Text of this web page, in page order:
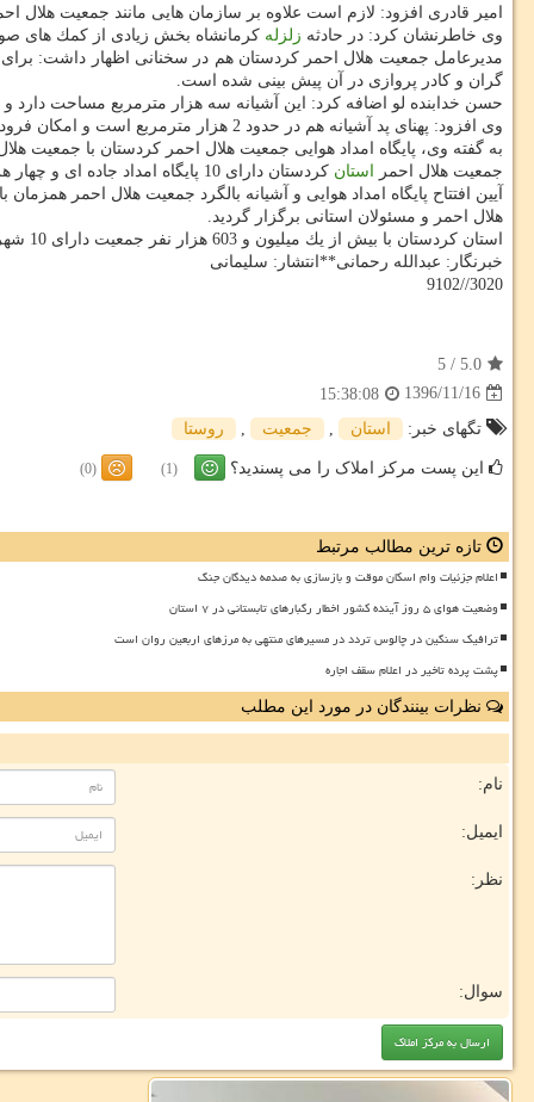
امیر قادری افزود: لازم است علاوه بر سازمان هایی مانند جمعیت
وی خاطرنشان كرد: در حادثه زلزله كرمانشاه بخش زیادی از كمك های
گران و كادر پروازی در آن پیش بینی شده است.
حسن خدابنده لو اضافه كرد: این آشیانه سه هزار مترمربع مساحت
وی افزود: پهنای پد آشیانه هم در حدود 2 هزار مترمربع است و امكان فرود همزمان چهار بالگرد را دارد و یك تیم امدادی 15 نفره هم در این پایگاه مستقر هستند.
به گفته وی، پایگاه امداد هوایی جمعیت هلال احمر كردستان با جمعیت
جمعیت هلال احمر
استان كردستان دارای 10 پایگاه امداد جاده ای و چهار هزار داوطلب فعال و بیش از 40 هزار داوطلب آموزش دیده و آماده همكاری در شرایط سخت و بحرانی است
آیین افتتاح پایگاه امداد هوایی و آشیانه بالگرد جمعیت هلال احمر
هلال احمر و مسئولان استانی برگزار گردید.
استان كردستان با بیش از یك میلیون و 603 هزار نفر جمعیت دارای 10 شهرستان، 30 شهر، 31 بخش، 86 دهستان و یك هزار و 697 روستای دارای سكنه و 187 روستای خالی از سكنه است.
خبرنگار: عبدالله رحمانی**انتشار: سلیمانی
3020//9102
5.0
/
5
1396/11/16
15:38:08
تگهای خبر:
استان , جمعیت , روستا
این پست مرکز املاک را می پسندید؟ (1)
(0)
تازه ترین مطالب مرتبط
اعلام جزئیات وام اسکان موقت و بازسازی به صدمه دیدگان جنگ
وضعیت هوای ۵ روز آینده کشور اخطار رگبارهای تابستانی در ۷ استان
ترافیک سنگین در چالوس تردد در مسیرهای منتهی به مرزهای اربعین روان است
پشت پرده تاخیر در اعلام سقف اجاره
نظرات بینندگان در مورد این مطلب
نام:
ایمیل:
نظر:
سوال: